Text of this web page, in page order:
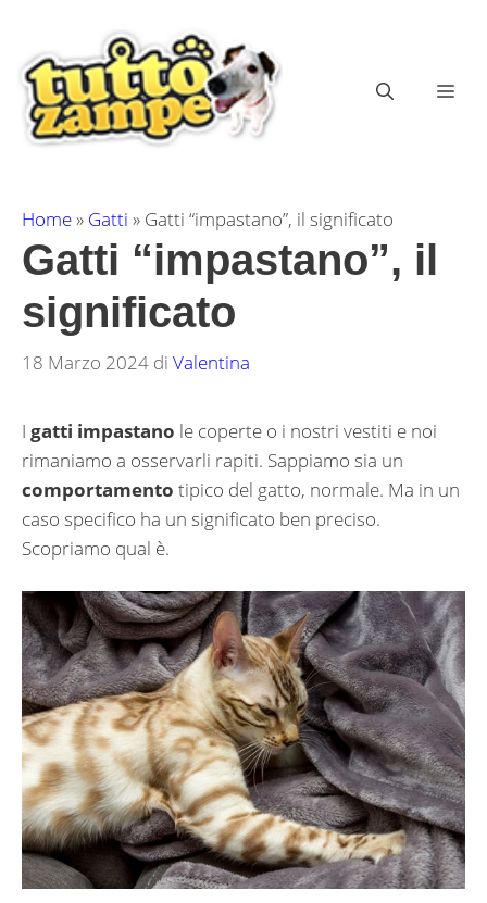
contenuto
Home» Gatti » Gatti “impastano”, il significato
Gatti “impastano”, il
significato
18 Marzo 2024 di Valentina
I gatti impastano le coperte o i nostri vestiti e noi
rimaniamo a osservarli rapiti. Sappiamo sia un
comportamento tipico del gatto, normale. Ma in un
caso specifico ha un significato ben preciso.
Scopriamo qual è.